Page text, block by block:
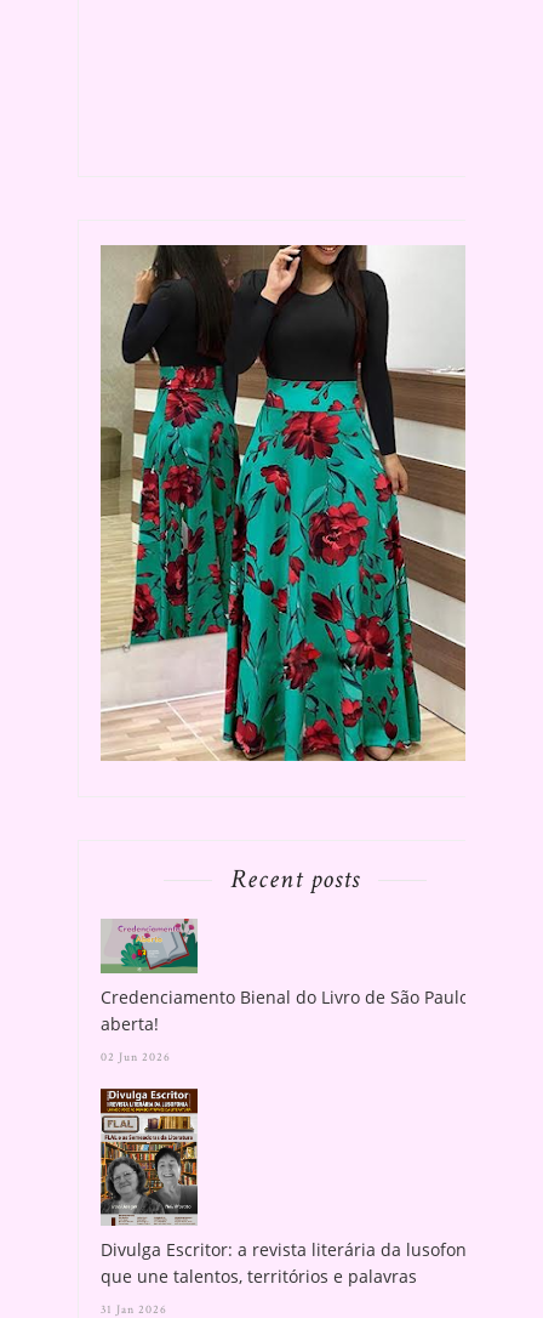
Recent posts
Credenciamento Bienal do Livro de São Paulo
aberta!
02 Jun 2026
Divulga Escritor: a revista literária da lusofonia
que une talentos, territórios e palavras
31 Jan 2026